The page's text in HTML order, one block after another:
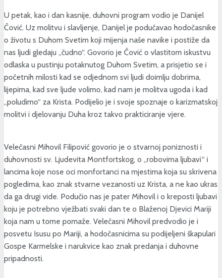
U petak, kao i dan kasnije, duhovni program vodio je Danijel
Čović. Uz molitvu i slavljenje, Danijel je podučavao hodočasnike
o životu s Duhom Svetim koji mijenja naše navike i postiže da
nas ljudi gledaju „čudno“. Govorio je Čović o vlastitom iskustvu
odlaska u pustinju potaknutog Duhom Svetim, a prisjetio se i
početnih milosti kad se odjednom svi ljudi doimlju dobrima,
lijepima, kad sve ljude volimo, kad nam je molitva ugoda i kad
„poludimo“ za Krista. Podijelio je i svoje spoznaje o karizmatskoj
molitvi i djelovanju Duha kroz takvo prakticiranje vjere.
Velečasni Mihovil Filipović govorio je o stvarnoj poniznosti i
duhovnosti sv. Ljudevita Montfortskog, o „robovima ljubavi“ i
lancima koje nose oci monfortanci na mjestima koja su skrivena
pogledima, kao znak stvarne vezanosti uz Krista, a ne kao ukras
da ga drugi vide. Podučio nas je pater Mihovil i o kreposti ljubavi
koju je potrebno vježbati svaki dan te o Blaženoj Djevici Mariji
koja nam u tome pomaže. Velečasni Mihovil predvodio je i
posvetu Isusu po Mariji, a hodočasnicima su podijeljeni škapulari
Gospe Karmelske i narukvice kao znak predanja i duhovne
pripadnosti.